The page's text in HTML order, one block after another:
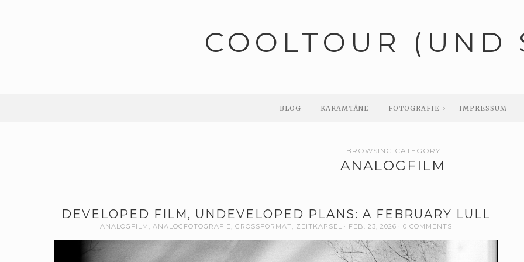
COOLTOUR (UND
BLOG KARAMTÄNE FOTOGRAFIE IMPRESSUM
BROWSING CATEGORY
ANALOGFILM
DEVELOPED FILM, UNDEVELOPED PLANS: A FEBRUARY LULL
ANALOGFILM , ANALOGFOTOGRAFIE, GROSSFORMAT , ZEITKAPSEL FEB. 23, 2026 0 COMMENTS